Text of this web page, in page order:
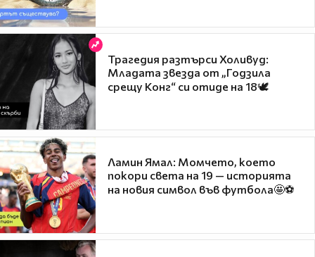
Трагедия разтърси Холивуд:
Младата звезда от „Годзила
срещу Конг“ си отиде на 18🕊️
Ламин Ямал: Момчето, което
покори света на 19 — историята
на новия символ във футбола🤩⚽